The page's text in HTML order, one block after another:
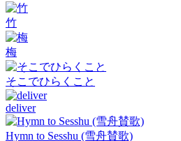
竹
梅
そこでひらくこと
deliver
Hymn to Sesshu (雪舟賛歌)